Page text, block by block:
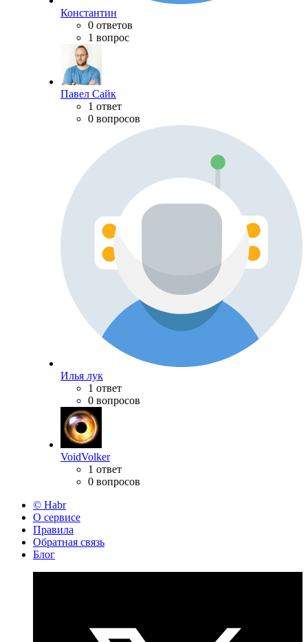
Константин
0 ответов
1 вопрос
Павел Сайк
1 ответ
0 вопросов
Илья лук
1 ответ
0 вопросов
VoidVolker
1 ответ
0 вопросов
© Habr
О сервисе
Правила
Обратная связь
Блог